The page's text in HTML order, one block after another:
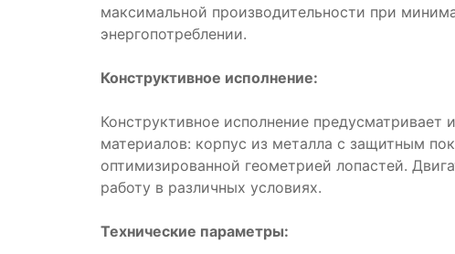
максимальной производительности при
энергопотреблении.
Конструктивное исполнение:
Конструктивное исполнение предусматривает
материалов: корпус из металла с защитным
оптимизированной геометрией лопастей.
работу в различных условиях.
Технические параметры: